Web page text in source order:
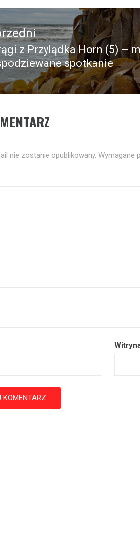
z Przylądka Horn (5) –
spotkanie
nie zostanie opublikowany. Wymagane